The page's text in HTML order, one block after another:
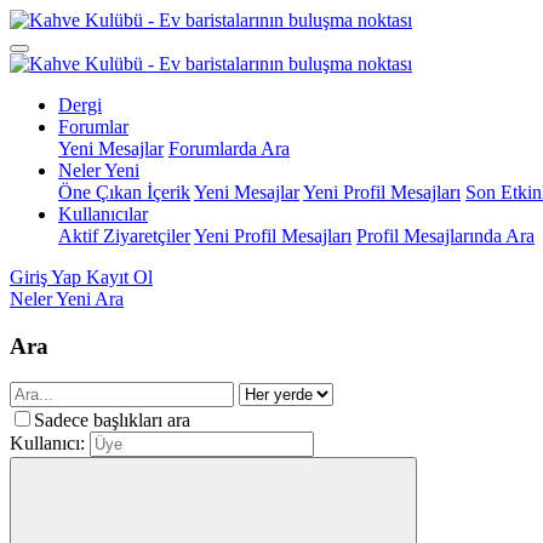
Dergi
Forumlar
Yeni Mesajlar Forumlarda Ara
Neler Yeni
Öne Çıkan İçerikYeni MesajlarYeni Profil Mesajları Son
Kullanıcılar
Aktif ZiyaretçilerYeni Profil Mesajları Profil Mesajlarında Ara
Giriş Yap Kayıt Ol
Neler Yeni Ara
Ara
Sadece başlıkları ara
Kullanıcı: